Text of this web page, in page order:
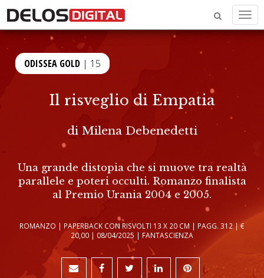
ODISSEA GOLD | 15
Il risveglio di Empatia
di Milena Debenedetti
Una grande distopia che si muove tra realtà
parallele e poteri occulti. Romanzo finalista
al Premio Urania 2004 e 2005.
ROMANZO | PAPERBACK CON RISVOLTI 13 X 20 CM | PAGG. 312 | €
20,00 | 08/04/2025 | FANTASCIENZA